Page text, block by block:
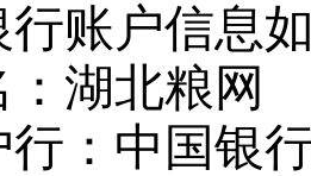
行账户信息
：湖北粮网
行：中国银